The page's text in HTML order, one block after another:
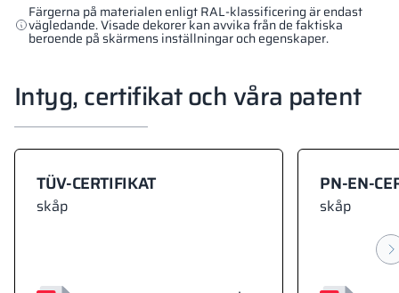
Färgerna på materialen enligt RAL-klassificering är endast
vägledande. Visade dekorer kan avvika från de faktiska
beroende på skärmens inställningar och egenskaper.
Intyg, certifikat och våra patent
TÜV-CERTIFIKAT
skåp
PN-EN-
skåp